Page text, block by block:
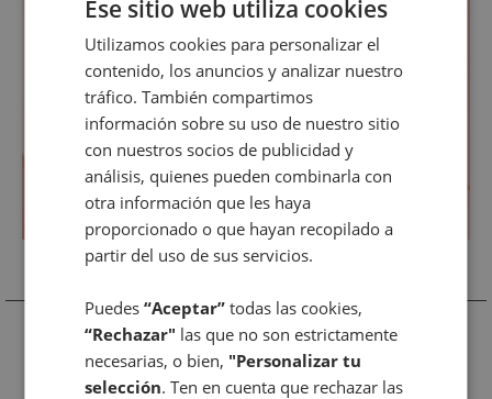
Productos Relacionados
SPANISH
ENGLISH
Ese sitio web utiliza cookies
Utilizamos cookies para personalizar el
contenido, los anuncios y analizar nuestro
tráfico. También compartimos
información sobre su uso de nuestro sitio
con nuestros socios de publicidad y
análisis, quienes pueden combinarla con
otra información que les haya
proporcionado o que hayan recopilado a
partir del uso de sus servicios.
Puedes“Aceptar” todas las cookies,
“Rechazar" las que no son estrictamente
necesarias, o bien, "Personalizar tu
selección. Ten en cuenta que rechazar las